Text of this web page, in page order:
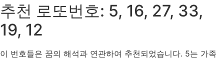
추천 로또번호: 5, 16, 27, 33,
19, 12
이 번호들은 꿈의 해석과 연관하여 추천되었습니다. 5는 가족